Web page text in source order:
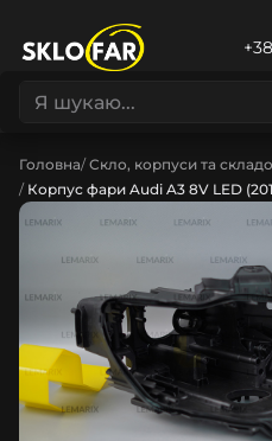
Головна Скло, корпуси та
Корпус фари Audi A3 8V LED